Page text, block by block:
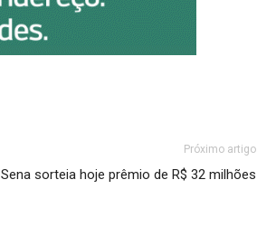
Próximo artigo
sorteia hoje prêmio de R$ 32 milhões